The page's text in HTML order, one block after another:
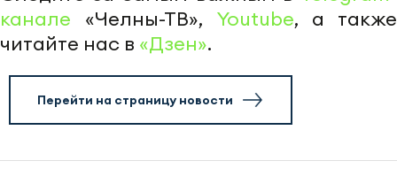
канале «Челны-ТВ», Youtube, а также
читайте нас в «Дзен».
Перейти на страницу новости